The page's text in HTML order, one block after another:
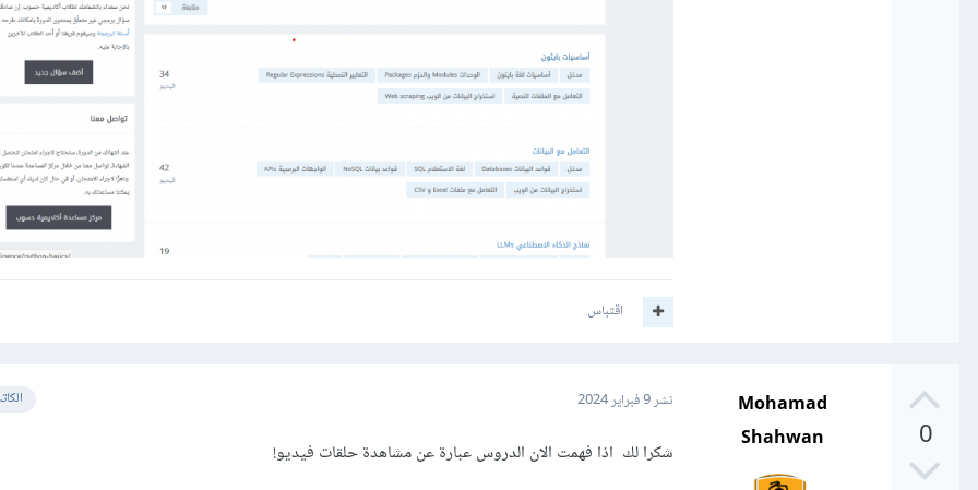
اقتباس
0
Mohamad
Shahwan
نشر9 فبراير 2024
شكرا لك اذا فهمت الان الدروس عبارة عن مشاهدة حلقات فيديو!